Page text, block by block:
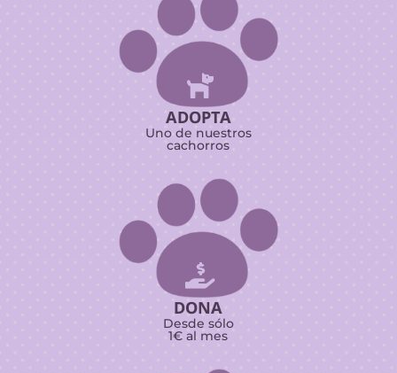

ADOPTA
Uno de nuestros
cachorros

DONA
Desde sólo
1€ al mes